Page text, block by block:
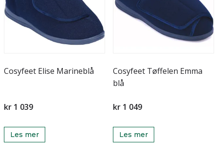
Cosyfeet Elise Marineblå
kr 1 039
Les mer
Cosyfeet Tøffelen Emma
blå
kr 1 049
Les mer